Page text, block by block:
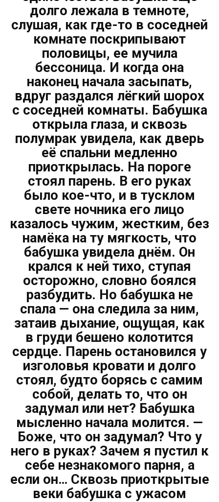
долго лежала в темноте,
слушая, как где-то в соседней
комнате поскрипывают
половицы, ее мучила
бессоница. И когда она
наконец начала засыпать,
вдруг раздался лёгкий шорох
с соседней комнаты. Бабушка
открыла глаза, и сквозь
полумрак увидела, как дверь
её спальни медленно
приоткрылась. На пороге
стоял парень. В его руках
было кое-что, и в тусклом
свете ночника его лицо
казалось чужим, жестким, без
намёка на ту мягкость, что
бабушка увидела днём. Он
крался к ней тихо, ступая
осторожно, словно боялся
разбудить. Но бабушка не
спала — она следила за ним,
затаив дыхание, ощущая, как
в груди бешено колотится
сердце. Парень остановился у
изголовья кровати и долго
стоял, будто борясь с самим
собой, делать то, что он
задумал или нет? Бабушка
мысленно начала молится. —
Боже, что он задумал? Что у
него в руках? Зачем я пустил к
себе незнакомого парня, а
если он… Сквозь приоткрытые
веки бабушка с ужасом